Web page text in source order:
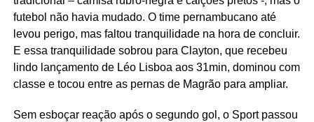
futebol não havia mudado. O time pernambucano até
levou perigo, mas faltou tranquilidade na hora de concluir.
E essa tranquilidade sobrou para Clayton, que recebeu
lindo lançamento de Léo Lisboa aos 31min, dominou com
classe e tocou entre as pernas de Magrão para ampliar.
Sem esboçar reação após o segundo gol, o Sport passou